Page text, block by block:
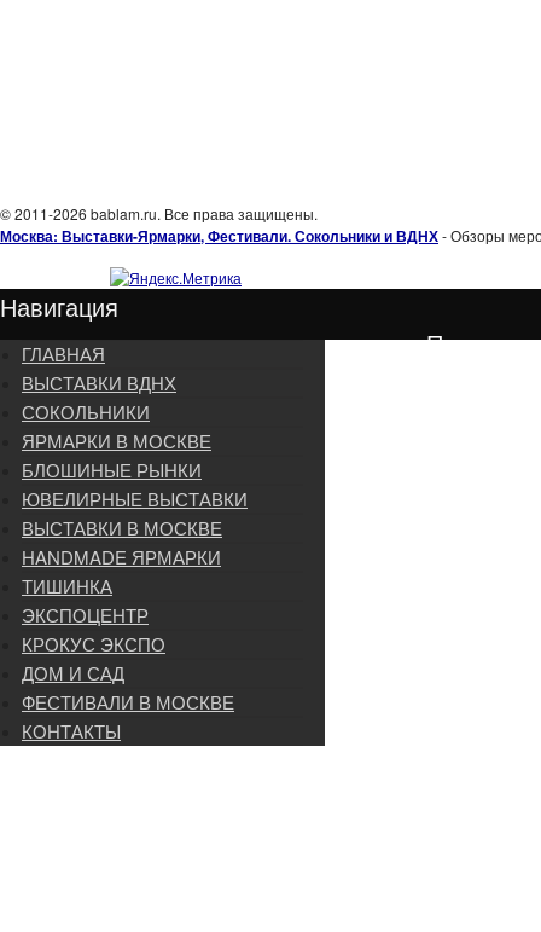
© 2011-2026 bablam.ru. Все права защищены.
Москва: Выставки-Ярмарки, Фестивали. Сокольники и ВДНХ- Обзоры
Навигация
Подписка
ГЛАВНАЯ
ВЫСТАВКИ ВДНХ
СОКОЛЬНИКИ
ЯРМАРКИ В МОСКВЕ
БЛОШИНЫЕ РЫНКИ
ЮВЕЛИРНЫЕ ВЫСТАВКИ
ВЫСТАВКИ В МОСКВЕ
HANDMADE ЯРМАРКИ
ТИШИНКА
ЭКСПОЦЕНТР
КРОКУС ЭКСПО
ДОМ И САД
ФЕСТИВАЛИ В МОСКВЕ
КОНТАКТЫ